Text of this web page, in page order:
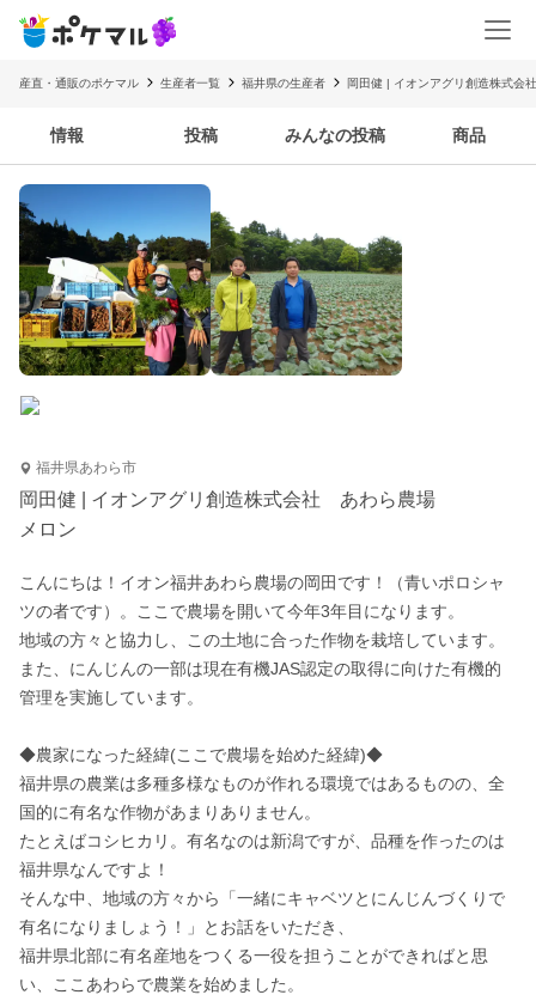
産直・通販のポケマル 生産者一覧 福井県の生産者 岡田健 | イオンアグリ創造株式会
情報 投稿 みんなの投稿 商品
福井県あわら市
岡田健 | イオンアグリ創造株式会社 あわら農場
メロン
こんにちは！イオン福井あわら農場の岡田です！（青いポロシャ
ツの者です）。ここで農場を開いて今年3年目になります。
地域の方々と協力し、この土地に合った作物を栽培しています。
また、にんじんの一部は現在有機JAS認定の取得に向けた有機的
管理を実施しています。
◆農家になった経緯(ここで農場を始めた経緯)◆
福井県の農業は多種多様なものが作れる環境ではあるものの、全
国的に有名な作物があまりありません。
たとえばコシヒカリ。有名なのは新潟ですが、品種を作ったのは
福井県なんですよ！
そんな中、地域の方々から「一緒にキャベツとにんじんづくりで
有名になりましょう！」とお話をいただき、
福井県北部に有名産地をつくる一役を担うことができればと思
い、ここあわらで農業を始めました。